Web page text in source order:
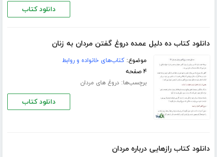
دانلود کتاب
دانلود کتاب ده دلیل عمده دروغ گفتن مردان به زنان
موضوع:کتاب‌های خانواده و روابط
۴ صفحه
برچسب‌ها:دروغ های مردان
دانلود کتاب
دانلود کتاب رازهایی درباره مردان